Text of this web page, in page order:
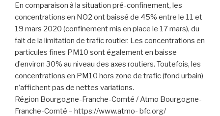
En comparaison à la situation pré-confinement, les
concentrations en NO2 ont baissé de 45% entre le 11 et
19 mars 2020 (confinement mis en place le 17 mars), du
fait de la limitation de trafic routier. Les concentrations en
particules fines PM10 sont également en baisse
d’environ 30% au niveau des axes routiers. Toutefois, les
concentrations en PM10 hors zone de trafic (fond urbain)
n’affichent pas de nettes variations.
Région Bourgogne-Franche-Comté / Atmo Bourgogne-
Franche-Comté – https://www.atmo- bfc.org/